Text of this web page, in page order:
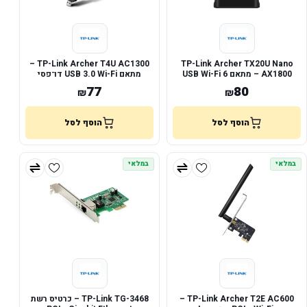
TP-Link Archer TX20U Nano
AX1800 – מתאם USB Wi-Fi 6
₪80
הוסף לסל
TP-Link Archer T4U AC1300 –
מתאם USB 3.0 Wi-Fi דו־פסי
₪77
הוסף לסל
במלאי
TP-Link Archer T2E AC600 –
במלאי
TP-Link TG-3468 – כרטיס רשת